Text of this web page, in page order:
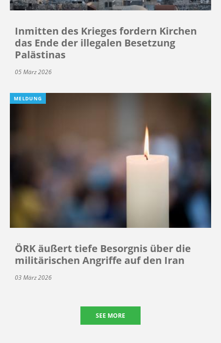
Inmitten des Krieges fordern Kirchen
das Ende der illegalen Besetzung
Palästinas
05 März 2026
MELDUNG
ÖRK äußert tiefe Besorgnis über die
militärischen Angriffe auf den Iran
03 März 2026
SEE MORE